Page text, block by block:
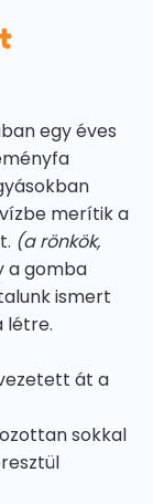
egy éves
merítik a
(a rönkök,
a gomba
ismert
létre.
át a
sokkal